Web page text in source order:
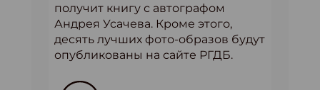
получит книгу с автографом
Андрея Усачева. Кроме этого,
десять лучших фото-образов будут
опубликованы на сайте РГДБ.